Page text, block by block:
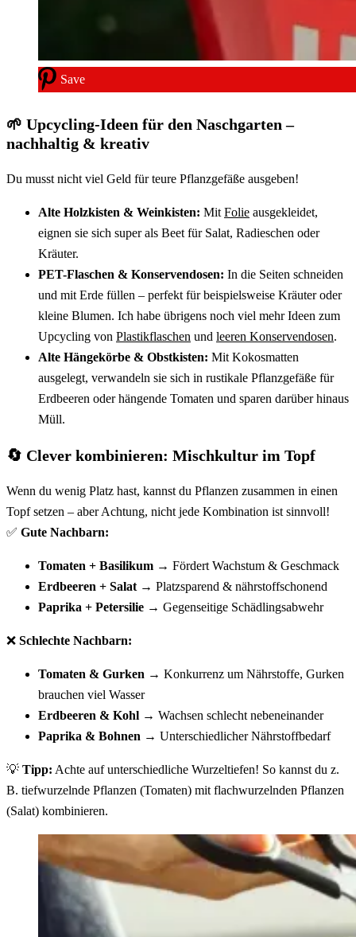
Save
🌱 Upcycling-Ideen für den Naschgarten –
nachhaltig & kreativ
Du musst nicht viel Geld für teure Pflanzgefäße ausgeben!
Alte Holzkisten & Weinkisten: Mit Folie ausgekleidet,
eignen sie sich super als Beet für Salat, Radieschen oder
Kräuter.
PET-Flaschen & Konservendosen: In die Seiten schneiden
und mit Erde füllen – perfekt für beispielsweise Kräuter oder
kleine Blumen. Ich habe übrigens noch viel mehr Ideen zum
Upcycling von Plastikflaschen und leeren Konservendosen.
Alte Hängekörbe & Obstkisten: Mit Kokosmatten
ausgelegt, verwandeln sie sich in rustikale Pflanzgefäße für
Erdbeeren oder hängende Tomaten und sparen darüber hinaus
Müll.
🔄 Clever kombinieren: Mischkultur im Topf
Wenn du wenig Platz hast, kannst du Pflanzen zusammen in einen
Topf setzen – aber Achtung, nicht jede Kombination ist sinnvoll!
✅ Gute Nachbarn:
Tomaten + Basilikum → Fördert Wachstum & Geschmack
Erdbeeren + Salat → Platzsparend & nährstoffschonend
Paprika + Petersilie → Gegenseitige Schädlingsabwehr
❌ Schlechte Nachbarn:
Tomaten & Gurken → Konkurrenz um Nährstoffe, Gurken
brauchen viel Wasser
Erdbeeren & Kohl → Wachsen schlecht nebeneinander
Paprika & Bohnen → Unterschiedlicher Nährstoffbedarf
💡 Tipp: Achte auf unterschiedliche Wurzeltiefen! So kannst du z.
B. tiefwurzelnde Pflanzen (Tomaten) mit flachwurzelnden Pflanzen
(Salat) kombinieren.